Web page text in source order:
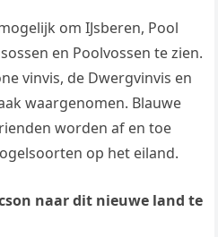
om IJsberen, Pool
en Poolvossen te zien.
vinvis, de Dwergvinvis en
waargenomen. Blauwe
worden af en toe
op het eiland.
naar dit nieuwe land te